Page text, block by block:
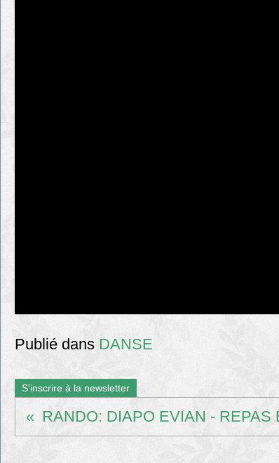
Publié dans DANSE
S'inscrire à la newsletter